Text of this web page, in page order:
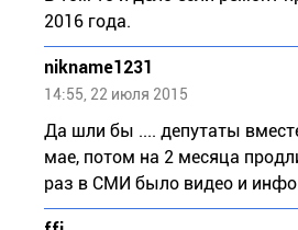
2016 года.
nikname1231
14:55, 22 июля 2015
Да шли бы .... депутаты
мае, потом на 2 месяца
раз в СМИ было видео и